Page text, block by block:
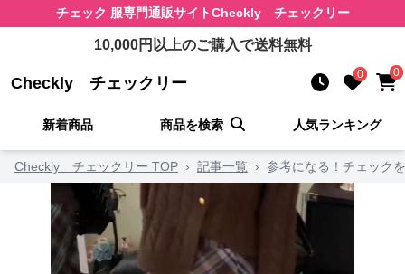
チェック 服専門通販サイトCheckly チェックリー
10,000円以上のご購入で送料無料
Checkly チェックリー 0 0
新着商品 商品を検索 人気ランキング
Checkly チェックリー TOP › 記事一覧 › 参考になる！チェック